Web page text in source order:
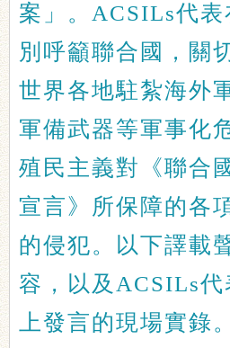
案」。ACSILs代
別呼籲聯合國，關
世界各地駐紮海外
軍備武器等軍事化
殖民主義對《聯合
宣言》所保障的各
的侵犯。以下譯載
容，以及ACSILs代
上發言的現場實錄。